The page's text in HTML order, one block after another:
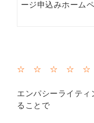
ージ申込みホーム
☆ ☆ ☆ ☆ ☆
エンパシーライティ
ることで